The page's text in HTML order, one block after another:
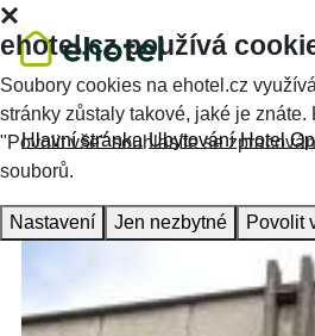
Hlavní stránka Ubytování Hotel
ehotel.cz používá
Soubory cookies na ehotel.cz
stránky zůstaly takové, jaké je
"Povolit vše" souhlasíte se
souborů.
Nastavení Jen nezbytné Povolit